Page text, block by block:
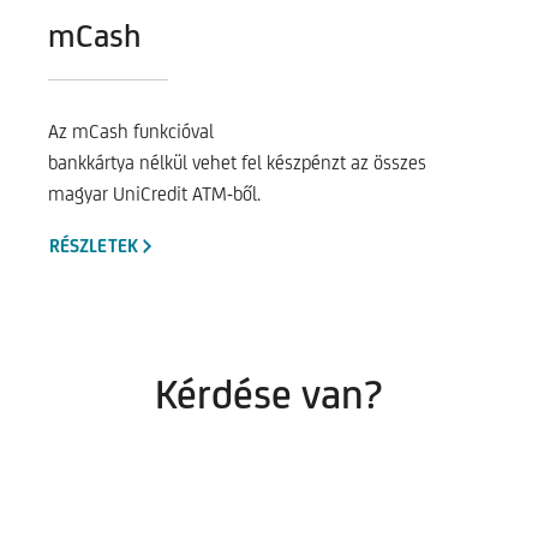
mCash
Az mCash funkcióval
bankkártya nélkül vehet fel készpénzt az összes
magyar UniCredit ATM-ből.
RÉSZLETEK
Kérdése van?